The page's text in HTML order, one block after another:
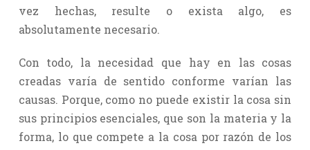
vez hechas, resulte o exista algo, es
absolutamente necesario.
Con todo, la necesidad que hay en las cosas
creadas varía de sentido conforme varían las
causas. Porque, como no puede existir la cosa sin
sus principios esenciales, que son la materia y la
forma, lo que compete a la cosa por razón de los